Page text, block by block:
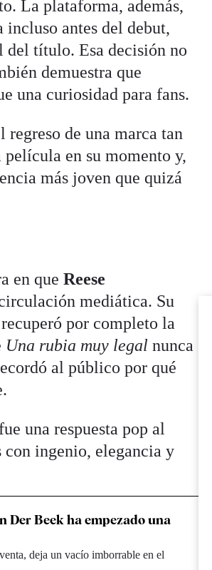
La plataforma, además,
antes del debut,
del título. Esa decisión no
demuestra que
una curiosidad para fans.
de una marca tan
en su momento y,
más joven que quizá
en queReese
mediática. Su
por completo la
Una rubia muy legal nunca
al público por qué
una respuesta pop al
con ingenio, elegancia y
Der Beek ha empezado una
deja un vacío imborrable en el